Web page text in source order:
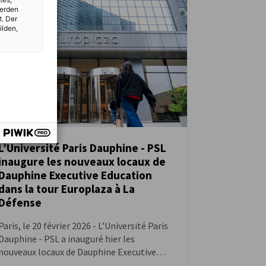
NEUIGKEITEN
Paris Dauphine - PSL
les nouveaux locaux de
Executive Education
la tour Europlaza à La
le 20 février 2026 - L’Université Paris
- PSL a inauguré hier les
locaux de Dauphine Executive
Der